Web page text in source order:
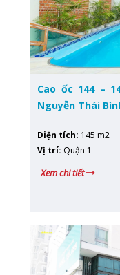
Cao ốc 144 –
Nguyễn Thái
Diện tích: 145 m2
Vị trí: Quận 1
Xem chi tiết